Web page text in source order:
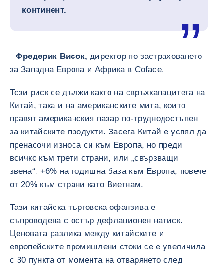
континент.
- Фредерик Висок,директор по застраховането
за Западна Европа и Африка в Coface.
Този риск се дължи както на свръхкапацитета на
Китай, така и на американските мита, които
правят американския пазар по-труднодостъпен
за китайските продукти. Засега Китай е успял да
пренасочи износа си към Европа, но преди
всичко към трети страни, или „свързващи
звена“: +6% на годишна база към Европа, повече
от 20% към страни като Виетнам.
Тази китайска търговска офанзива е
съпроводена с остър дефлационен натиск.
Ценовата разлика между китайските и
европейските промишлени стоки се е увеличила
с 30 пункта от момента на отварянето след